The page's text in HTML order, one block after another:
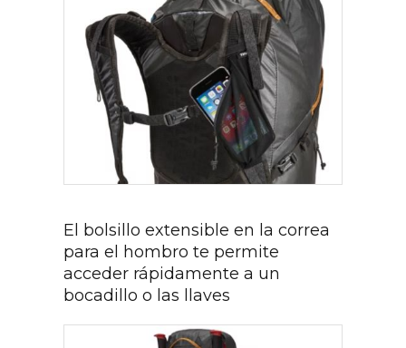
El bolsillo extensible en la correa
para el hombro te permite
acceder rápidamente a un
bocadillo o las llaves